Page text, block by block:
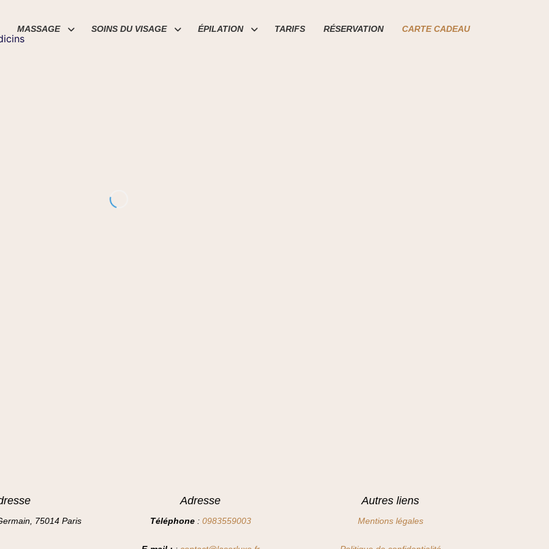
MASSAGE SOINS DU VISAGE ÉPILATION TARIFS RÉSERVATION CARTE CADEAU
75014 Paris
Adresse
Téléphone : 0983559003
Autres liens
Mentions légales